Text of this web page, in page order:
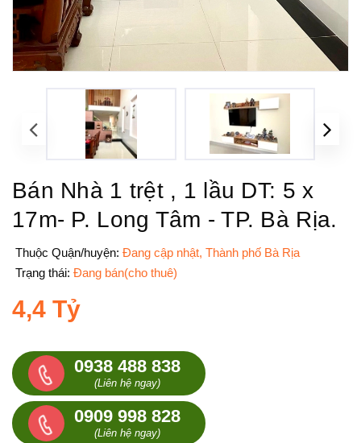
Bán Nhà 1 trệt , 1 lầu DT: 5 x
17m- P. Long Tâm - TP. Bà Rịa.
Thuộc Quận/huyện: Đang cập nhật, Thành phố Bà Rịa
Trạng thái: Đang bán(cho thuê)
4,4 Tỷ
0938 488 838
(Liên hệ ngay)
0909 998 828
(Liên hệ ngay)